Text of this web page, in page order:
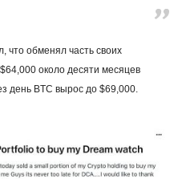
что обменял часть своих
около десяти месяцев
день BTC вырос до $69,000.